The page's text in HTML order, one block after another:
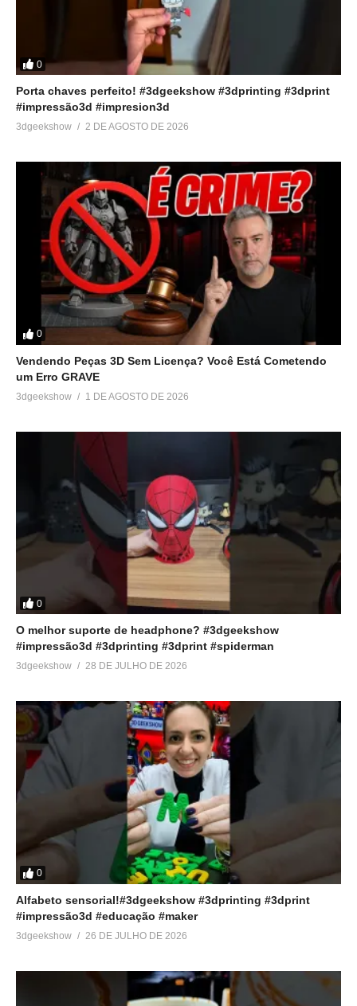
sobre a MegaExpo3DBR
Em "Podcast"
0
Porta chaves perfeito! #3dgeekshow #3dprinting #3dprint
#impressão3d #impresion3d
3dgeekshow 2 DE AGOSTO DE 2026
0
Vendendo Peças 3D Sem Licença? Você Está Cometendo
um Erro GRAVE
3dgeekshow 1 DE AGOSTO DE 2026
0
O melhor suporte de headphone? #3dgeekshow
#impressão3d #3dprinting #3dprint #spiderman
3dgeekshow 28 DE JULHO DE 2026
0
Alfabeto sensorial!#3dgeekshow #3dprinting #3dprint
#impressão3d #educação #maker
3dgeekshow 26 DE JULHO DE 2026